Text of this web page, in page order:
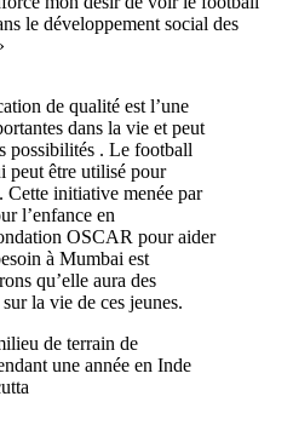
le développement social des
de qualité est l’une
dans la vie et peut
possibilités . Le football
peut être utilisé pour
Cette initiative menée par
l’enfance en
OSCAR pour aider
à Mumbai est
qu’elle aura des
la vie de ces jeunes.
de terrain de
une année en Inde